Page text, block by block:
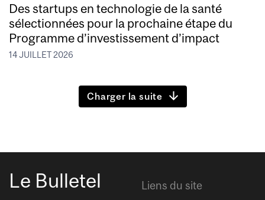
Des startups en technologie de la santé
sélectionnées pour la prochaine étape du
Programme d’investissement d’impact
14 JUILLET 2026
Charger la suite
Le Bulletel Liens du site